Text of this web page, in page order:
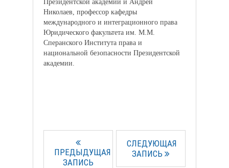
Президентской академии и Андрей
Николаев, профессор кафедры
международного и интеграционного права
Юридического факультета им. М.М.
Сперанского Института права и
национальной безопасности Президентской
академии.
ПРЕДЫДУЩАЯ
ЗАПИСЬ
СЛЕДУЮЩАЯ
ЗАПИСЬ